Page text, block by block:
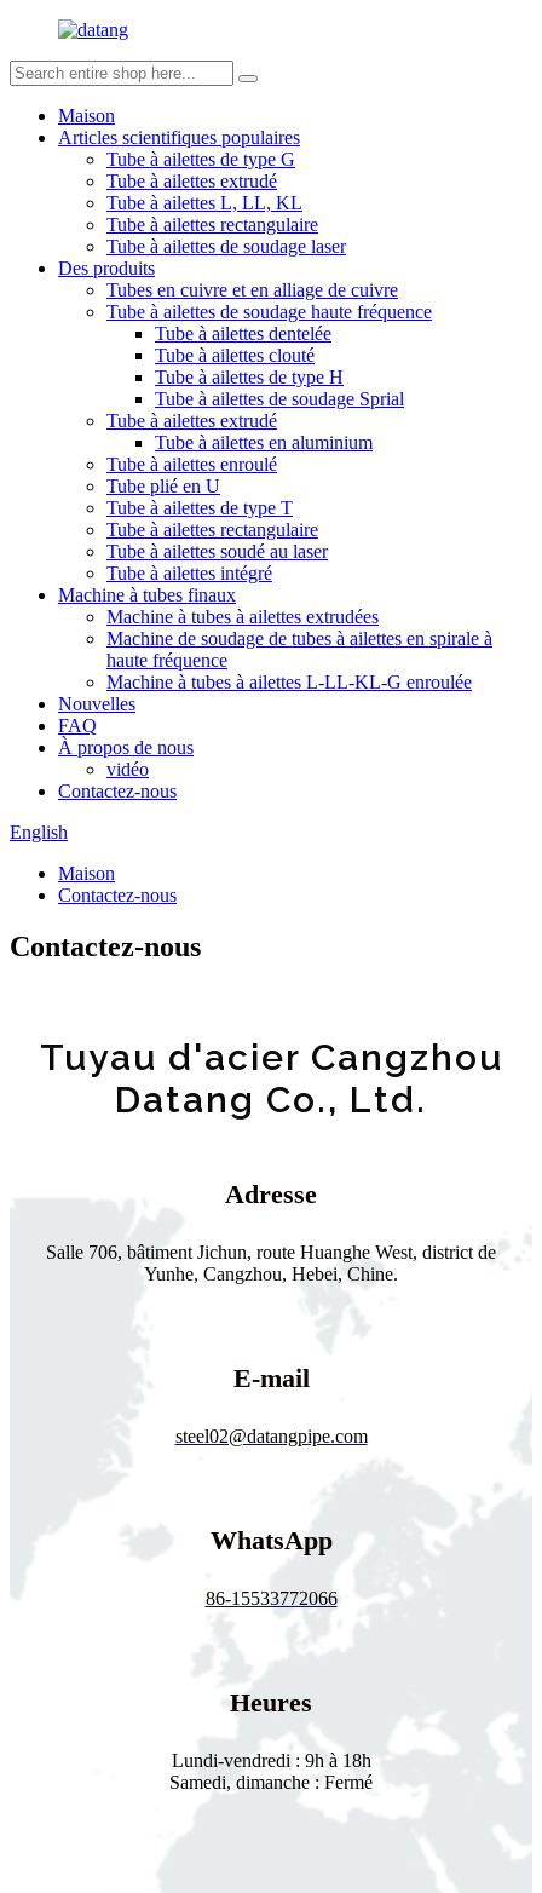
Maison
Articles scientifiques populaires
Tube à ailettes de type G
Tube à ailettes extrudé
Tube à ailettes L, LL, KL
Tube à ailettes rectangulaire
Tube à ailettes de soudage laser
Des produits
Tubes en cuivre et en alliage de cuivre
Tube à ailettes de soudage haute fréquence
Tube à ailettes dentelée
Tube à ailettes clouté
Tube à ailettes de type H
Tube à ailettes de soudage Sprial
Tube à ailettes extrudé
Tube à ailettes en aluminium
Tube à ailettes enroulé
Tube plié en U
Tube à ailettes de type T
Tube à ailettes rectangulaire
Tube à ailettes soudé au laser
Tube à ailettes intégré
Machine à tubes finaux
Machine à tubes à ailettes extrudées
Machine de soudage de tubes à ailettes en spirale à
haute fréquence
Machine à tubes à ailettes L-LL-KL-G enroulée
Nouvelles
FAQ
À propos de nous
vidéo
Contactez-nous
English
Maison
Contactez-nous
Contactez-nous
Tuyau d'acier Cangzhou
Datang Co., Ltd.
Adresse
Salle 706, bâtiment Jichun, route Huanghe West, district de
Yunhe, Cangzhou, Hebei, Chine.
E-mail
steel02@datangpipe.com
WhatsApp
86-15533772066
Heures
Lundi-vendredi : 9h à 18h
Samedi, dimanche : Fermé